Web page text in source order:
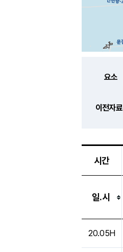
요소
이전자료
시간
일.시
20.05H